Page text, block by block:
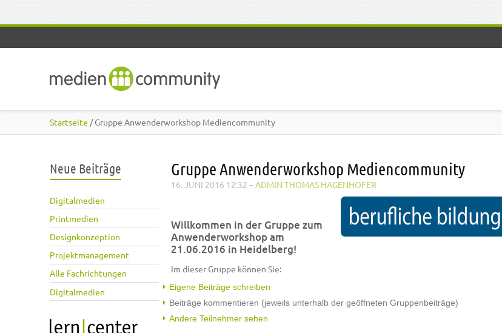
Startseite / Gruppe Anwenderworkshop Mediencommunity
Neue Beiträge
Digitalmedien
Printmedien
Designkonzeption
Projektmanagement
Alle Fachrichtungen
Digitalmedien
Gruppe Anwenderworkshop Mediencommunity
16. JUNI 2016 12:32 –ADMIN THOMAS HAGENHOFER
Willkommen in der Gruppe zum
Anwenderworkshop am
21.06.2016 in Heidelberg!
Im dieser Gruppe können Sie:
Eigene Beiträge schreiben
Beiträge kommentieren (jeweils unterhalb der geöffneten Gruppenbeiträge)
Andere Teilnehmer sehen